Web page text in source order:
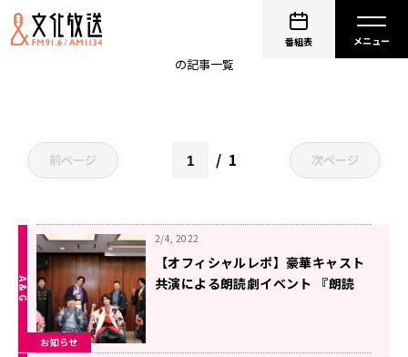
番組表
の記事一覧
前ページ 1 次ページ
お知らせ
2/4, 2022
【オフィシャルレポ】豪華キャスト
共演による朗読劇イベント 『朗読